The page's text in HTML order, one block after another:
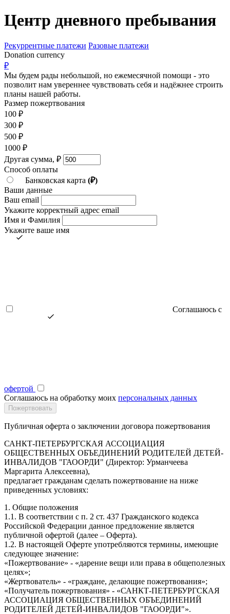
Перейти
к
Центр дневного пребывания
Рекуррентные платежи Разовые платежи
Donation currency
₽
Мы будем рады небольшой, но ежемесячной помощи - это
позволит нам увереннее чувствовать себя и надёжнее строить
планы нашей работы.
Размер пожертвования
100 ₽
300 ₽
500 ₽
1000 ₽
Другая сумма, ₽
Способ оплаты
Банковская карта (₽)
Ваши данные
Ваш email
Укажите корректный адрес email
Имя и Фамилия
Укажите ваше имя
Соглашаюсь с
офертой
Соглашаюсь на обработку моих персональных данных
Публичная оферта о заключении договора пожертвования
САНКТ-ПЕТЕРБУРГСКАЯ АССОЦИАЦИЯ
ОБЩЕСТВЕННЫХ ОБЪЕДИНЕНИЙ РОДИТЕЛЕЙ ДЕТЕЙ-
ИНВАЛИДОВ "ГАООРДИ" (Директор: Урманчеева
Маргарита Алексеевна),
предлагает гражданам сделать пожертвование на ниже
приведенных условиях:
1. Общие положения
1.1. В соответствии с п. 2 ст. 437 Гражданского кодекса
Российской Федерации данное предложение является
публичной офертой (далее – Оферта).
1.2. В настоящей Оферте употребляются термины, имеющие
следующее значение:
«Пожертвование» - «дарение вещи или права в общеполезных
целях»;
«Жертвователь» - «граждане, делающие пожертвования»;
«Получатель пожертвования» - «САНКТ-ПЕТЕРБУРГСКАЯ
АССОЦИАЦИЯ ОБЩЕСТВЕННЫХ ОБЪЕДИНЕНИЙ
РОДИТЕЛЕЙ ДЕТЕЙ-ИНВАЛИДОВ "ГАООРДИ"».